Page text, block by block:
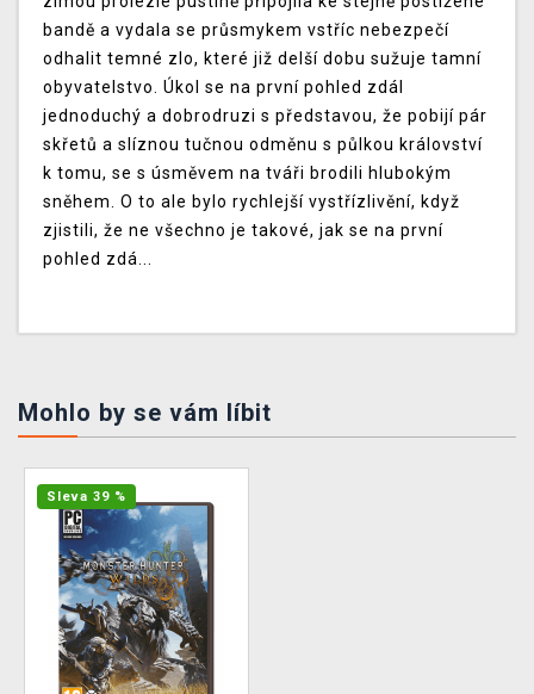
bandě a vydala se průsmykem vstříc nebezpečí
odhalit temné zlo, které již delší dobu sužuje tamní
obyvatelstvo. Úkol se na první pohled zdál
jednoduchý a dobrodruzi s představou, že pobijí pár
skřetů a slíznou tučnou odměnu s půlkou království
k tomu, se s úsměvem na tváři brodili hlubokým
sněhem. O to ale bylo rychlejší vystřízlivění, když
zjistili, že ne všechno je takové, jak se na první
pohled zdá...
Mohlo by se vám líbit
Sleva 39 %